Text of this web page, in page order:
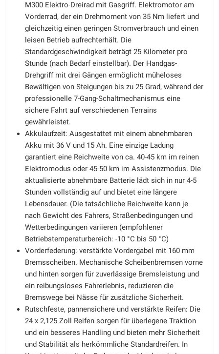
M300 Elektro-Dreirad mit Gasgriff. Elektromotor am
Vorderrad, der ein Drehmoment von 35 Nm liefert und
gleichzeitig einen geringen Stromverbrauch und einen
leisen Betrieb aufrechterhält. Die
Standardgeschwindigkeit beträgt 25 Kilometer pro
Stunde (nach Bedarf einstellbar). Der Handgas-
Drehgriff mit drei Gängen ermöglicht müheloses
Bewältigen von Steigungen bis zu 25 Grad, während der
professionelle 7-Gang-Schaltmechanismus eine
sichere Fahrt auf verschiedenen Terrains
gewährleistet.
Akkulaufzeit: Ausgestattet mit einem abnehmbaren
Akku mit 36 V und 15 Ah. Eine einzige Ladung
garantiert eine Reichweite von ca. 40-45 km im reinen
Elektromodus oder 45-50 km im Assistenzmodus. Die
aktualisierte abnehmbare Batterie lädt sich in nur 4-5
Stunden vollständig auf und bietet eine längere
Lebensdauer. (Die tatsächliche Reichweite kann je
nach Gewicht des Fahrers, Straßenbedingungen und
Wetterbedingungen variieren (empfohlener
Betriebstemperaturbereich: -10 °C bis 50 °C)
Vorderfederung: verstärkte Vordergabel mit 160 mm
Bremsscheiben. Mechanische Scheibenbremsen vorne
und hinten sorgen für zuverlässige Bremsleistung und
ein reibungsloses Fahrerlebnis, reduzieren die
Bremswege bei Nässe für zusätzliche Sicherheit.
Rutschfeste, pannensichere und verstärkte Reifen: Die
24 x 2,125 Zoll Reifen sorgen für überlegene Traktion
und ein besseres Handling und bieten mehr Sicherheit
und Stabilität als herkömmliche Standardreifen. In